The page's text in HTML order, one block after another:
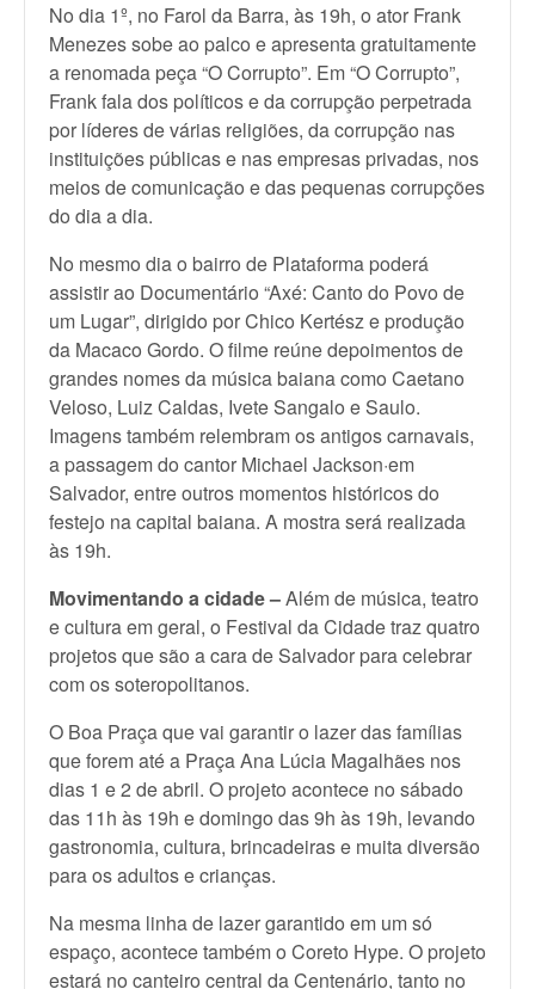
No dia 1º, no Farol da Barra, às 19h, o ator Frank
Menezes sobe ao palco e apresenta gratuitamente
a renomada peça “O Corrupto”. Em “O Corrupto”,
Frank fala dos políticos e da corrupção perpetrada
por líderes de várias religiões, da corrupção nas
instituições públicas e nas empresas privadas, nos
meios de comunicação e das pequenas corrupções
do dia a dia.
No mesmo dia o bairro de Plataforma poderá
assistir ao Documentário “Axé: Canto do Povo de
um Lugar”, dirigido por Chico Kertész e produção
da Macaco Gordo. O filme reúne depoimentos de
grandes nomes da música baiana como Caetano
Veloso, Luiz Caldas, Ivete Sangalo e Saulo.
Imagens também relembram os antigos carnavais,
a passagem do cantor Michael Jackson·em
Salvador, entre outros momentos históricos do
festejo na capital baiana. A mostra será realizada
às 19h.
Movimentando a cidade –Além de música, teatro
e cultura em geral, o Festival da Cidade traz quatro
projetos que são a cara de Salvador para celebrar
com os soteropolitanos.
O Boa Praça que vai garantir o lazer das famílias
que forem até a Praça Ana Lúcia Magalhães nos
dias 1 e 2 de abril. O projeto acontece no sábado
das 11h às 19h e domingo das 9h às 19h, levando
gastronomia, cultura, brincadeiras e muita diversão
para os adultos e crianças.
Na mesma linha de lazer garantido em um só
espaço, acontece também o Coreto Hype. O projeto
estará no canteiro central da Centenário, tanto no